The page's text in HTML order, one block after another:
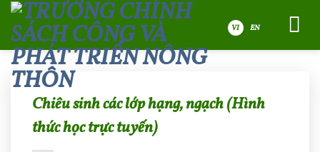
qua
dung VI
Chiêu sinh các lớp hạng, ngạch (Hình
thức học trực tuyến)